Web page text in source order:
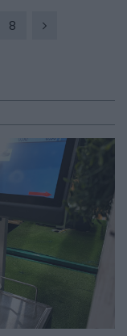
egy időben
- megszűnése
maga után.
8